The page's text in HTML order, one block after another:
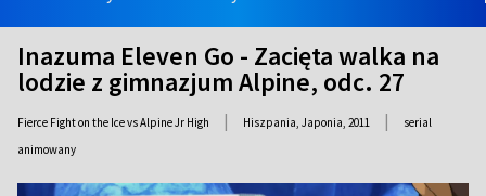
Inazuma Eleven Go - Zacięta walka na
lodzie z gimnazjum Alpine, odc. 27
Fierce Fight on the Ice vs Alpine Jr High | Hiszpania, Japonia, 2011 |
serial
animowany